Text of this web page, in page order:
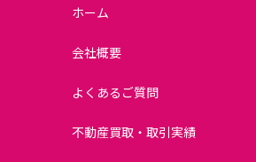
ホーム
会社概要
よくあるご質問
不動産買取・取引実績